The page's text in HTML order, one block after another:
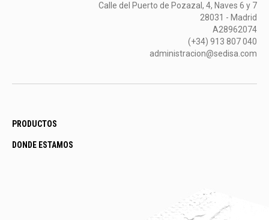
Calle del Puerto de Pozazal, 4, Naves 6 y 7
28031 - Madrid
A28962074
(+34) 913 807 040
administracion@sedisa.com
PRODUCTOS
DONDE ESTAMOS